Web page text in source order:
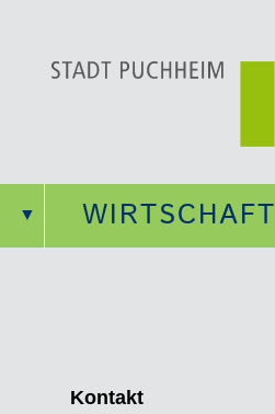
WIRTSCHAFT
Kontakt